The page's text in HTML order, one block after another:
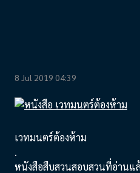
8 Jul 2019 04:39
เวทมนตร์ต้องห้าม
.
หนังสือสืบสวนสอบสวนที่อ่านแ